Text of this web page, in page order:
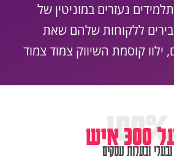
נעזרים במוניטין של
ללקוחות שלהם שאת
100%
איש
ובעלי ובעלות עסקים